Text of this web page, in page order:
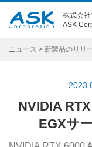
株式会社
ASK
ニュース > 新製品のリリ
NVIDIA
EGXサ